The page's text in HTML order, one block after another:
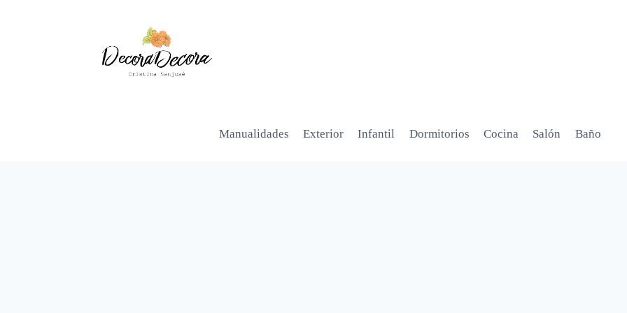
Manualidades Exterior Infantil Dormitorios Cocina Salón Baño